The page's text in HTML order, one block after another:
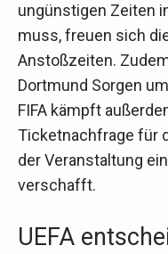
ungünstigen Zeiten
muss, freuen sich
Anstoßzeiten.
Dortmund Sorgen
FIFA kämpft
Ticketnachfrage für
der Veranstaltung
verschafft.
UEFA